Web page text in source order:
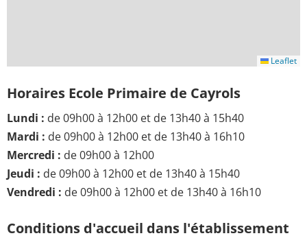
Leaflet
Horaires Ecole Primaire de Cayrols
Lundi : de 09h00 à 12h00 et de 13h40 à 15h40
Mardi : de 09h00 à 12h00 et de 13h40 à 16h10
Mercredi : de 09h00 à 12h00
Jeudi : de 09h00 à 12h00 et de 13h40 à 15h40
Vendredi : de 09h00 à 12h00 et de 13h40 à 16h10
Conditions d'accueil dans l'établissement